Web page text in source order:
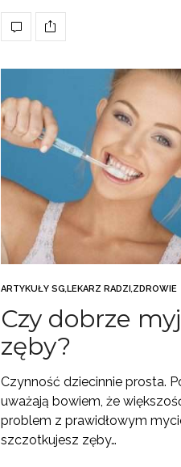
ARTYKUŁY SG,LEKARZ RADZI,ZDROWIE
Czy dobrze
zęby?
Czynność dziecinnie prosta.
uważają bowiem, że
problem z prawidłowym
szczotkujesz zęby…